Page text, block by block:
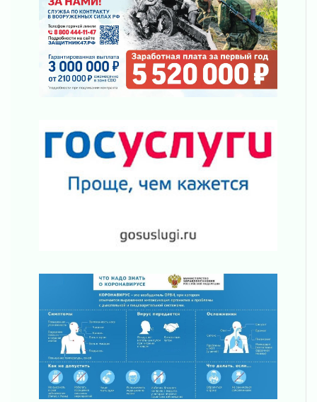
Строительные компании Ленобласти
подняли зарплаты почти на 40% за год
03 августа 2026
Шесть новых жизней в честь дня рождения
Ленинградской области
03 августа 2026
Ленобласть отмечает День Воздушно-
десантных войск
«Активное лето»
регионом и страной
Ладога — не пруд
ПСК через Гослуслуги напомнит жителям
Ленинградской области о неоплаченных
счетах
02 августа 2026
Пропавшего подростка нашли в Кировском
районе Ленобласти
02 августа 2026